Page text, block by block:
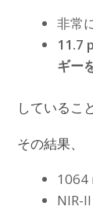
非常
11.7
ギー
しているこ
その結果、
1064
NIR-